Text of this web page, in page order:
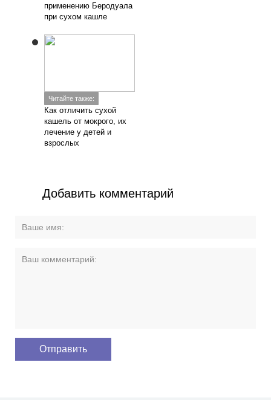
применению Беродуала
при сухом кашле
Читайте также:
Как отличить сухой
кашель от мокрого, их
лечение у детей и
взрослых
Добавить комментарий